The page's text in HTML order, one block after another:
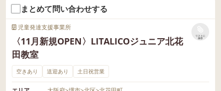
まとめて問い合わせする
児童発達支援事業所
〈11月新規OPEN〉LITALICOジュニア北花
田教室
リストに
保存
空きあり 送迎あり 土日祝営業